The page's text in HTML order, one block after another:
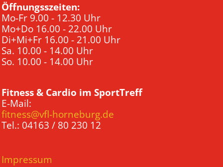
Öffnungsszeiten:
Mo-Fr 9.00 - 12.30 Uhr
Mo+Do 16.00 - 22.00 Uhr
Di+Mi+Fr 16.00 - 21.00 Uhr
Sa. 10.00 - 14.00 Uhr
So. 10.00 - 14.00 Uhr
Fitness & Cardio im SportTreff
E-Mail:
fitness@vfl-horneburg.de
Tel.: 04163 / 80 230 12
Impressum